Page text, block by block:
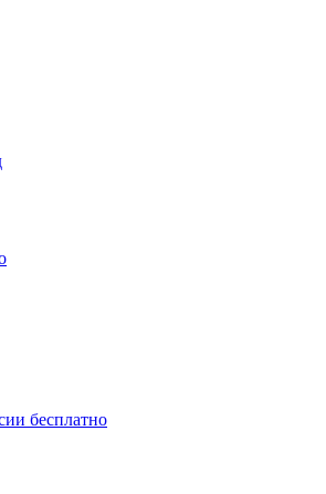
бесплатно